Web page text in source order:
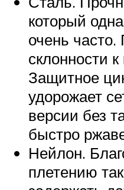
который
очень
склонности
Защитное
удорожает
версии без
быстро
Нейлон.
плетению